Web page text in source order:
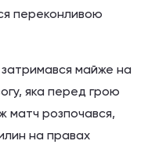
переконливою
затримався майже на
яка перед грою
матч розпочався,
на правах